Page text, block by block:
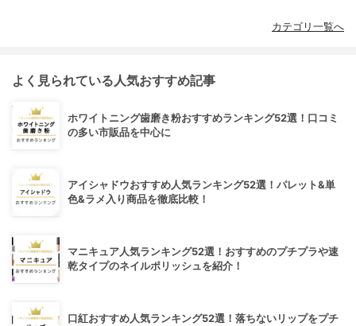
カテゴリ一覧へ
よく見られている人気おすすめ記事
ホワイトニング歯磨き粉おすすめランキング52選！口コミ
の多い市販品を中心に
アイシャドウおすすめ人気ランキング52選！パレット&単
色&ラメ入り商品を徹底比較！
マニキュア人気ランキング52選！おすすめのプチプラや速
乾タイプのネイルポリッシュを紹介！
口紅おすすめ人気ランキング52選！落ちないリップをプチ